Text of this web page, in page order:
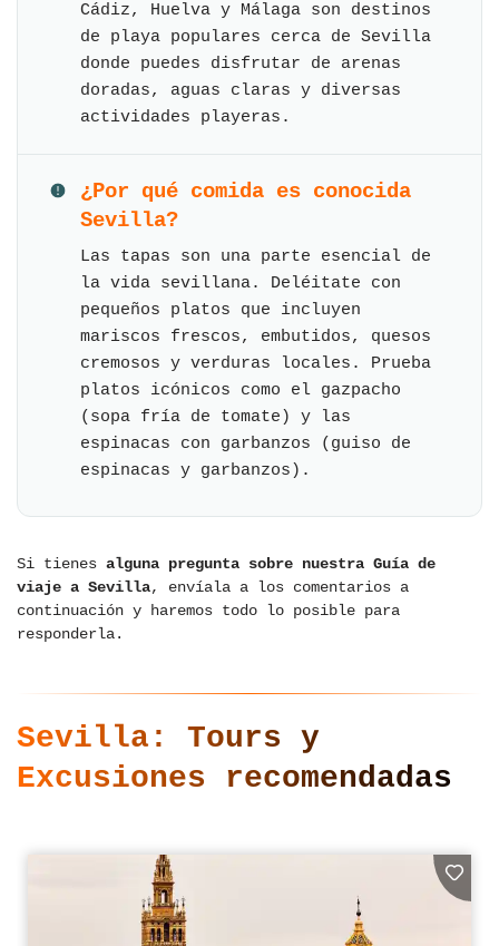
Cádiz, Huelva y Málaga son destinos
de playa populares cerca de Sevilla
donde puedes disfrutar de arenas
doradas, aguas claras y diversas
actividades playeras.
¿Por qué comida es conocida
Sevilla?
Las tapas son una parte esencial de
la vida sevillana. Deléitate con
pequeños platos que incluyen
mariscos frescos, embutidos, quesos
cremosos y verduras locales. Prueba
platos icónicos como el gazpacho
(sopa fría de tomate) y las
espinacas con garbanzos (guiso de
espinacas y garbanzos).
Si tienes alguna pregunta sobre nuestra Guía de
viaje a Sevilla, envíala a los comentarios a
continuación y haremos todo lo posible para
responderla.
Sevilla: Tours y
Excusiones recomendadas